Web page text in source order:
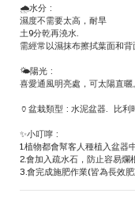
🌧水分 :
濕度不需要太高，耐旱
土9分乾再澆水.
需經常以濕抹布擦拭葉面和背
🌤陽光 :
喜愛通風明亮處，可太陽直曬。
🏺盆栽類型 : 水泥盆器.  比
✨小叮嚀 :
1.植物都會幫客人種植入盆器中
2.會加入疏水石，防止容易爛
3.會完成施肥作業(皆為長效肥)